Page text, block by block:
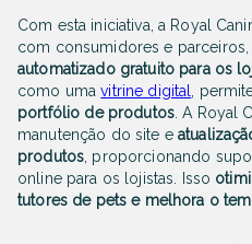
Com esta iniciativa, a Royal
com consumidores e
automatizado gratuito para os
como umavitrine digital ,
portfólio de produtos. A Royal
manutenção do site e
produtos , proporcionando
online para os lojistas. Isso
tutores de pets e melhora o